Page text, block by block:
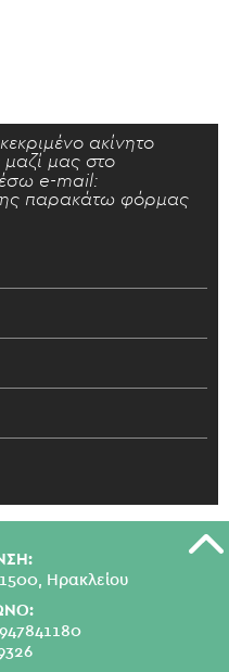
ακίνητο
μας στο
e-mail:
παρακάτω φόρμας
Ηρακλείου